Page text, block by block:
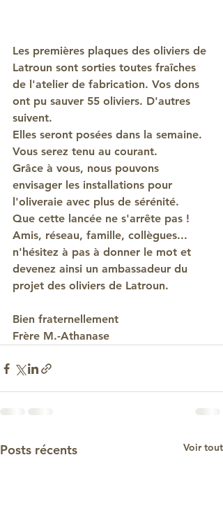
Les premières plaques des oliviers de
Latroun sont sorties toutes fraîches
de l'atelier de fabrication. Vos dons
ont pu sauver 55 oliviers. D'autres
suivent.
Elles seront posées dans la semaine.
Vous serez tenu au courant.
Grâce à vous, nous pouvons
envisager les installations pour
l'oliveraie avec plus de sérénité.
Que cette lancée ne s'arrête pas !
Amis, réseau, famille, collègues...
n'hésitez à pas à donner le mot et
devenez ainsi un ambassadeur du
projet des oliviers de Latroun.
Bien fraternellement
Frère M.-Athanase
Posts récents Voir tout